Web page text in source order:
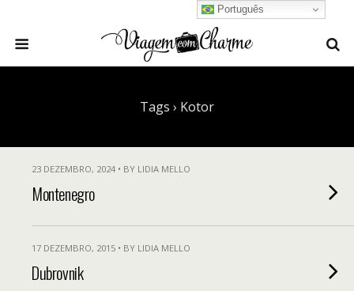
Tags › Kotor
23 DEZEMBRO, 2024 • BY LIDIA MELLO
Montenegro
17 DEZEMBRO, 2015 • BY LIDIA MELLO
Dubrovnik
Português